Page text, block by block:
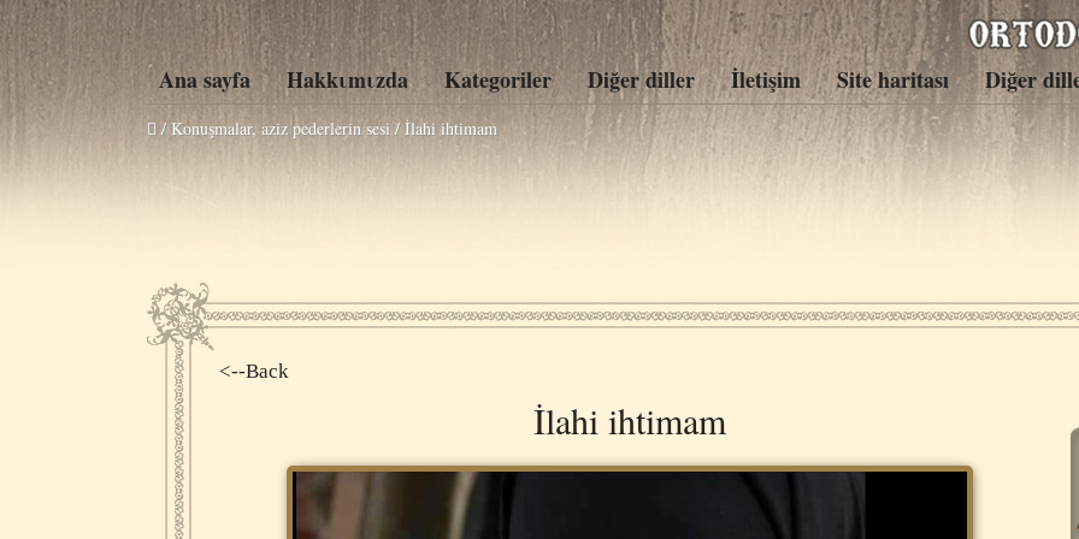
Ana sayfa Hakkιmιzda Kategoriler Diğer diller İletişim Site haritası Diğer
/ Konuşmalar, aziz pederlerin sesi /İlahi ihtimam
<--Back
İlahi ihtimam